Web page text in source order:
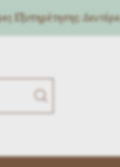
Eξυπηρέτησης: